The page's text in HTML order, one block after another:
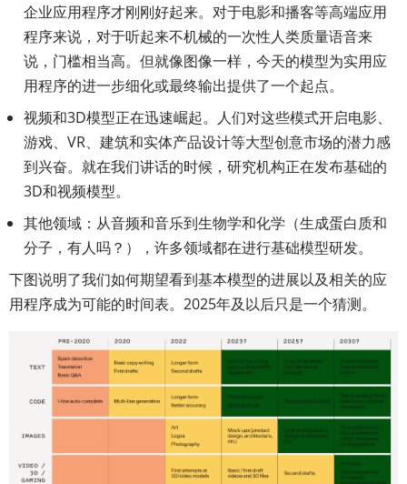
企业应用程序才刚刚好起来。对于电影和播客等高端应用
程序来说，对于听起来不机械的一次性人类质量语音来
说，门槛相当高。但就像图像一样，今天的模型为实用应
用程序的进一步细化或最终输出提供了一个起点。
视频和3D模型正在迅速崛起。人们对这些模式开启电影、
游戏、VR、建筑和实体产品设计等大型创意市场的潜力感
到兴奋。就在我们讲话的时候，研究机构正在发布基础的
3D和视频模型。
其他领域：从音频和音乐到生物学和化学（生成蛋白质和
分子，有人吗？），许多领域都在进行基础模型研发。
下图说明了我们如何期望看到基本模型的进展以及相关的应
用程序成为可能的时间表。2025年及以后只是一个猜测。